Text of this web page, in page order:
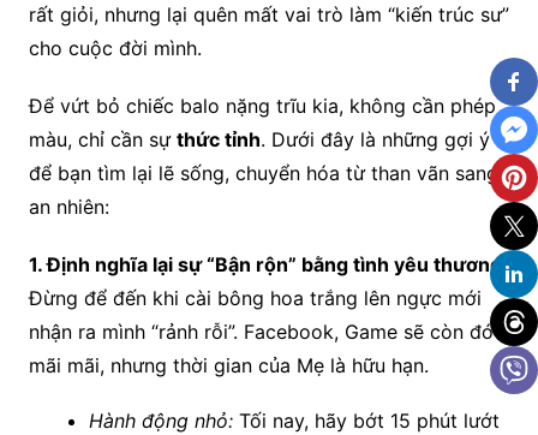
rất giỏi, nhưng lại quên mất vai trò làm “kiến trúc sư”
cho cuộc đời mình.
Để vứt bỏ chiếc balo nặng trĩu kia, không cần phép
màu, chỉ cần sự thức tỉnh. Dưới đây là những gợi ý
để bạn tìm lại lẽ sống, chuyển hóa từ than vãn sang
an nhiên:
1. Định nghĩa lại sự “Bận rộn” bằng tình yêu thương
Đừng để đến khi cài bông hoa trắng lên ngực mới
nhận ra mình “rảnh rỗi”. Facebook, Game sẽ còn đó
mãi mãi, nhưng thời gian của Mẹ là hữu hạn.
Hành động nhỏ:Tối nay, hãy bớt 15 phút lướt